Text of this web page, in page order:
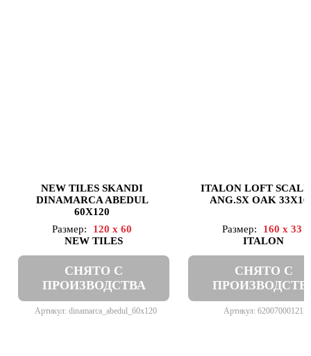
NEW TILES SKANDI
DINAMARCA ABEDUL
60X120
Размер:
120 x 60
NEW TILES
СНЯТО С
ПРОИЗВОДСТВА
Артикул: dinamarca_abedul_60x120
ITALON LOFT
ANG.SX OAK
Размер:
160 x 33
ITALON
СНЯТО С
Артикул: 620070001212